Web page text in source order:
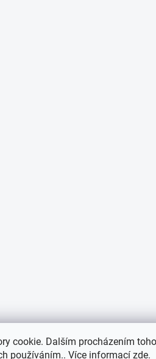
cookie. Dalším procházením
používáním.. Více informací zde.